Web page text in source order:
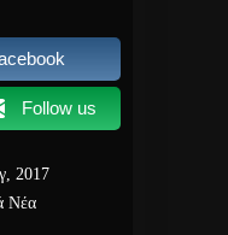
Follow us
2017
Νέα